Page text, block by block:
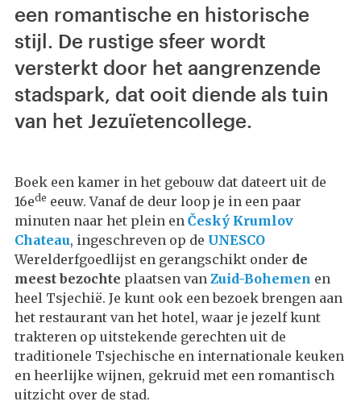
een romantische en historische
stijl. De rustige sfeer wordt
versterkt door het aangrenzende
stadspark, dat ooit diende als tuin
van het Jezuïetencollege.
Boek een kamer in het gebouw dat dateert uit de
16ede eeuw. Vanaf de deur loop je in een paar
minuten naar het plein en Český Krumlov
Chateau, ingeschreven op de UNESCO
Werelderfgoedlijst en gerangschikt onder de
meest bezochte plaatsen van Zuid-Bohemen en
heel Tsjechië. Je kunt ook een bezoek brengen aan
het restaurant van het hotel, waar je jezelf kunt
trakteren op uitstekende gerechten uit de
traditionele Tsjechische en internationale keuken
en heerlijke wijnen, gekruid met een romantisch
uitzicht over de stad.